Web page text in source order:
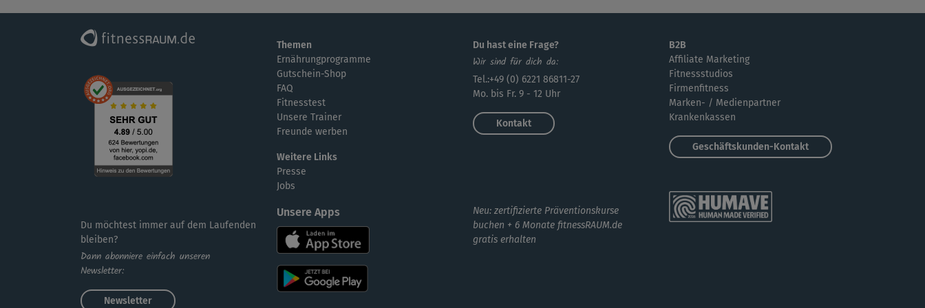
Du möchtest immer auf dem Laufenden
bleiben?
Dann abonniere einfach unseren
Newsletter:
Newsletter
Themen
Ernährungprogramme
Gutschein-Shop
FAQ
Fitnesstest
Unsere Trainer
Freunde werben
Weitere Links
Presse
Jobs
Unsere Apps
Du hast eine Frage?
Wir sind für dich da:
Tel.:+49 (0) 6221 86811-27
Mo. bis Fr. 9 - 12 Uhr
Kontakt
Neu: zertifizierte Präventionskurse
buchen + 6 Monate fitnessRAUM.de
gratis erhalten
B2B
Affiliate Marketing
Fitnessstudios
Firmenfitness
Marken- / Medienpartner
Krankenkassen
Geschäftskunden-Kontakt